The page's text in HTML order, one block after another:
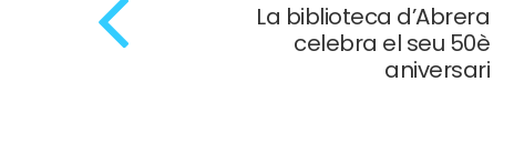
La biblioteca d’Abrera
celebra el seu 50è
aniversari